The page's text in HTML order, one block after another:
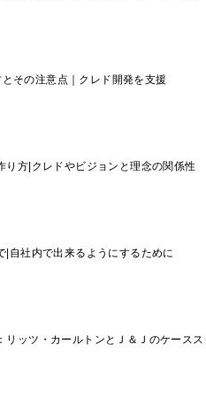
その注意点｜クレド開発を支援
り方|クレドやビジョンと理念の関係性
|自社内で出来るようにするために
リッツ・カールトンとＪ＆Ｊのケースス